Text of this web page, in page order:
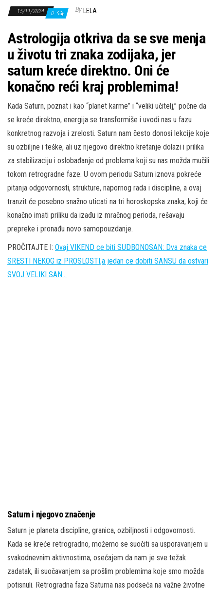
15/11/2024 0 By LELA
Astrologija otkriva da se sve menja
u životu tri znaka zodijaka, jer
saturn kreće direktno. Oni će
konačno reći kraj problemima!
Kada Saturn, poznat i kao “planet karme” i “veliki učitelj,” počne da
se kreće direktno, energija se transformiše i uvodi nas u fazu
konkretnog razvoja i zrelosti. Saturn nam često donosi lekcije koje
su ozbiljne i teške, ali uz njegovo direktno kretanje dolazi i prilika
za stabilizaciju i oslobađanje od problema koji su nas možda mučili
tokom retrogradne faze. U ovom periodu Saturn iznova pokreće
pitanja odgovornosti, strukture, napornog rada i discipline, a ovaj
tranzit će posebno snažno uticati na tri horoskopska znaka, koji će
konačno imati priliku da izađu iz mračnog perioda, rešavaju
prepreke i pronađu novo samopouzdanje.
PROČITAJTE I: Ovaj VIKEND ce biti SUDBONOSAN: Dva znaka ce
SRESTI NEKOG iz PROSLOSTI,a jedan ce dobiti SANSU da ostvari
SVOJ VELIKI SAN…
Saturn i njegovo značenje
Saturn je planeta discipline, granica, ozbiljnosti i odgovornosti.
Kada se kreće retrogradno, možemo se suočiti sa usporavanjem u
svakodnevnim aktivnostima, osećajem da nam je sve težak
zadatak, ili suočavanjem sa prošlim problemima koje smo možda
potisnuli. Retrogradna faza Saturna nas podseća na važne životne